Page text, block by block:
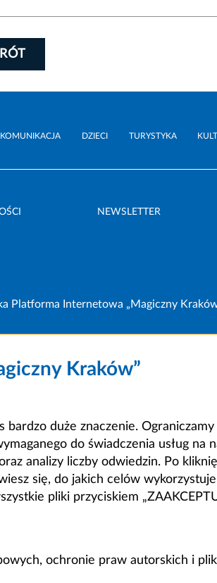
KOMUNIKACJA DZIECI TURYSTYKA
NEWSLETTER
Platforma Internetowa „Magiczny
Kraków”
duże znaczenie.
do świadczenia usług na
analizy liczby odwiedzin. Po
się, do jakich celów
pliki przyciskiem
ochronie praw autorskich i